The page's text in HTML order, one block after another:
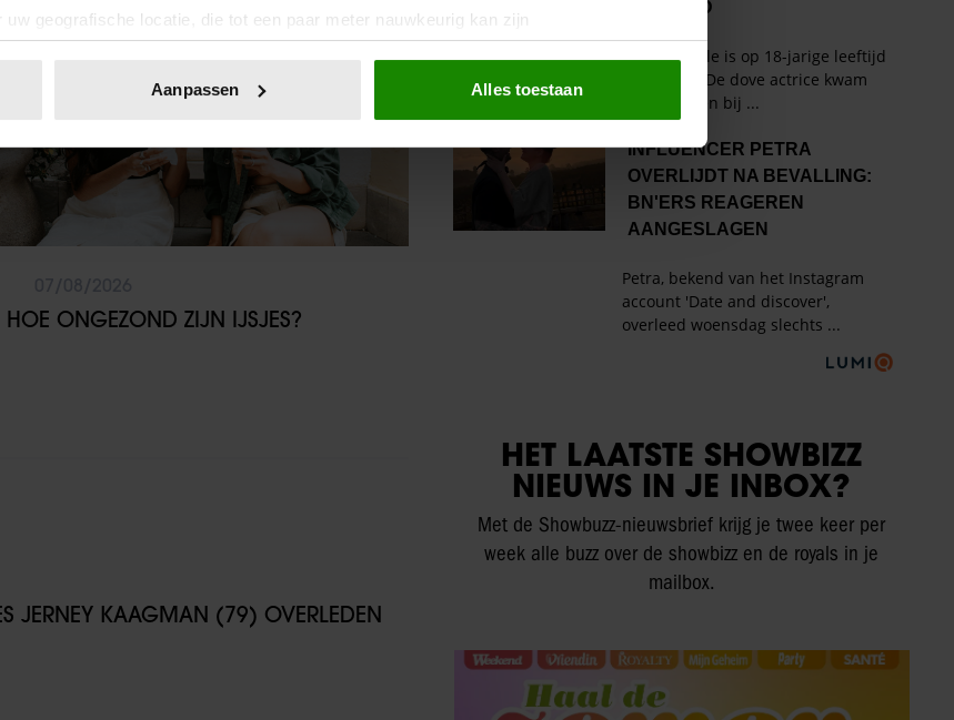
uw geografische locatie, die tot een paar meter nauwkeurig kan zijn
het actief te scannen op specifieke eigenschappen (fingerprinting)
of intrekken in de Cookieverklaring.
advertenties te personaliseren, om functies voor social media te bieden en om ons
delen we informatie over uw gebruik van onze site met onze partners voor social
partners kunnen deze gegevens combineren met andere informatie die u aan ze heeft
op basis van uw gebruik van hun services. U gaat akkoord met onze cookies als u
Aanpassen Alles toestaan
HOE ONGEZOND ZIJN IJSJES?
JERNEY KAAGMAN (79) OVERLEDEN
HET LAATSTE SHOWBIZZ
NIEUWS IN JE INBOX?
Met de Showbuzz-nieuwsbrief krijg je twee keer per
week alle buzz over de showbizz en de royals in je
mailbox.